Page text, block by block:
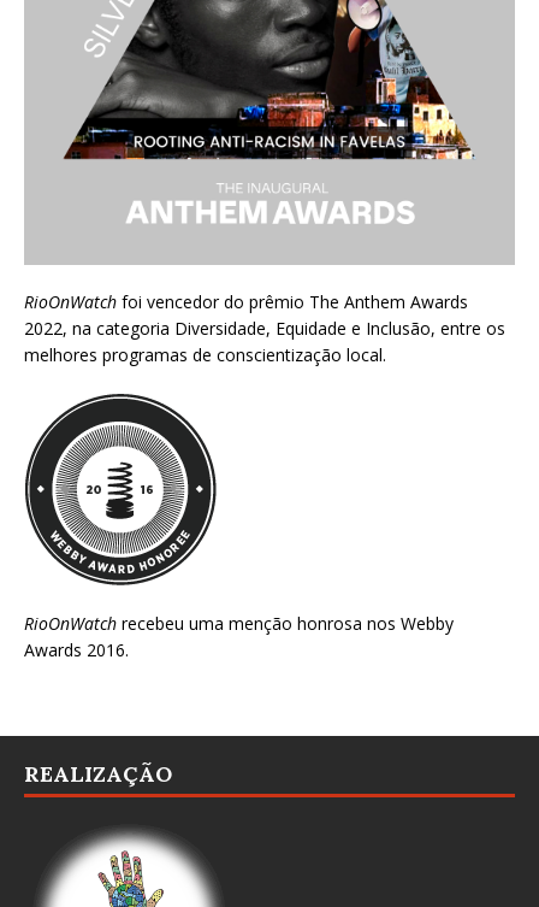
RioOnWatch foi vencedor do prêmio The Anthem Awards
2022, na categoria Diversidade, Equidade e Inclusão, entre os
melhores programas de conscientização local.
RioOnWatch recebeu uma menção honrosa nos Webby
Awards 2016.
REALIZAÇÃO